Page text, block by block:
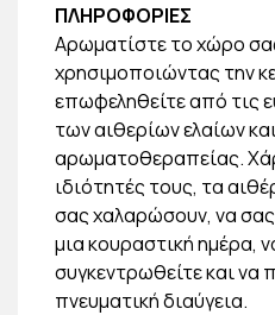
ΠΛΗΡΟΦΟΡΙΕΣ
Αρωματίστε το χώρο
χρησιμοποιώντας την
επωφεληθείτε από τις
των αιθερίων ελαίων
αρωματοθεραπείας.
ιδιότητές τους, τα
σας χαλαρώσουν, να
μια κουραστική ημέρα,
συγκεντρωθείτε και
πνευματική διαύγεια.